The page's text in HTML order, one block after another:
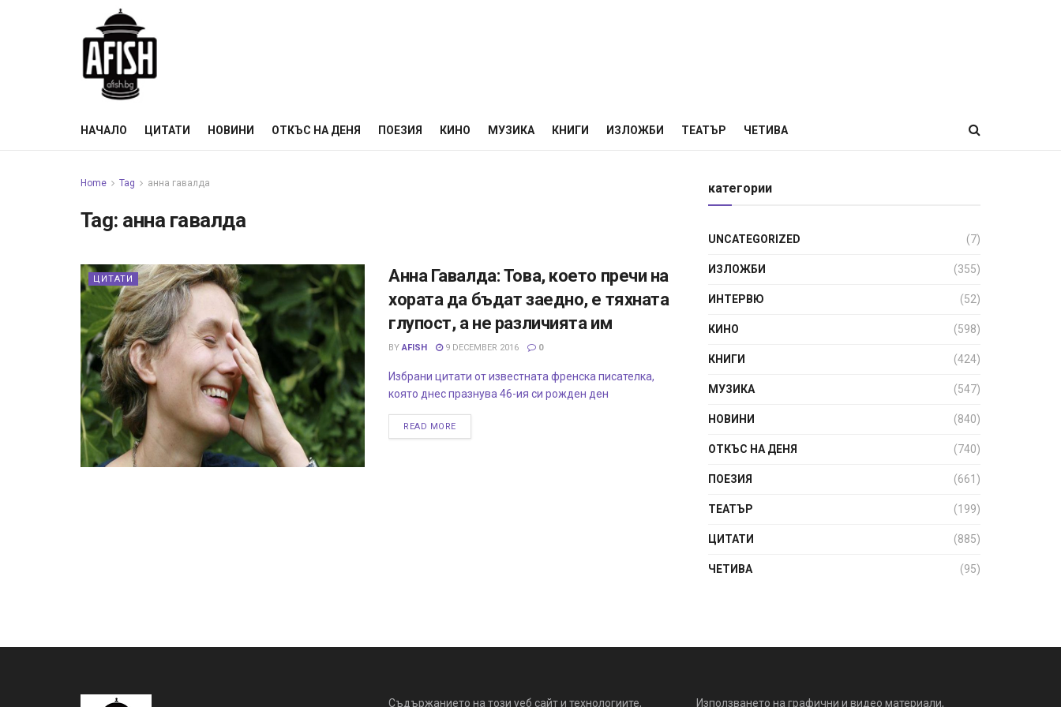
НАЧАЛО ЦИТАТИ НОВИНИ ОТКЪС НА ДЕНЯ ПОЕЗИЯ КИНО МУЗИКА КНИГИ ИЗЛОЖБИ ТЕАТЪР ЧЕТИВА
Home Tag анна гавалда
Tag: анна гавалда
ЦИТАТИ
Анна Гавалда: Това, което пречи на
хората да бъдат заедно, е тяхната
глупост, а не различията им
BY AFISH 9 DECEMBER 2016 0
Избрани цитати от известната френска писателка,
която днес празнува 46-ия си рожден ден
READ MORE
категории
UNCATEGORIZED (7)
ИЗЛОЖБИ (355)
ИНТЕРВЮ (52)
КИНО (598)
КНИГИ (424)
МУЗИКА (547)
НОВИНИ (840)
ОТКЪС НА ДЕНЯ (740)
ПОЕЗИЯ (661)
ТЕАТЪР (199)
ЦИТАТИ (885)
ЧЕТИВА (95)
Съдържанието на този уеб сайт и технологиите, Използването на графични и видео материали,